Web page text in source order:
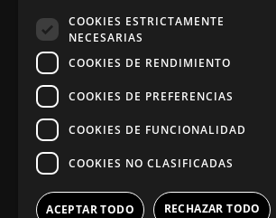
Política de privacidad
Aviso legal
App Zine Hostelería
COOKIES ESTRICTAMENTE
NECESARIAS
COOKIES DE RENDIMIENTO
COOKIES DE PREFERENCIAS
COOKIES DE FUNCIONALIDAD
COOKIES NO CLASIFICADAS
ACEPTAR TODO RECHAZAR TODO